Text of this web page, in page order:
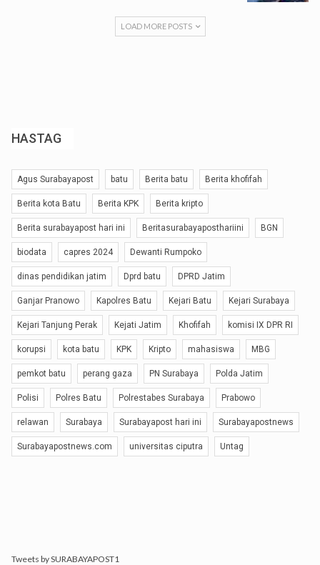
LOAD MORE POSTS
HASTAG
Agus Surabayapost batu Berita batu Berita khofifah
Berita kota Batu Berita KPK Berita kripto
Berita surabayapost hari ini Beritasurabayaposthariini BGN
biodata capres 2024 Dewanti Rumpoko
dinas pendidikan jatim Dprd batu DPRD Jatim
Ganjar Pranowo Kapolres Batu Kejari Batu Kejari Surabaya
Kejari Tanjung Perak Kejati Jatim Khofifah komisi IX DPR RI
korupsi kota batu KPK Kripto mahasiswa MBG
pemkot batu perang gaza PN Surabaya Polda Jatim
Polisi Polres Batu Polrestabes Surabaya Prabowo
relawan Surabaya Surabayapost hari ini Surabayapostnews
Surabayapostnews.com universitas ciputra Untag
Tweets by SURABAYAPOST1